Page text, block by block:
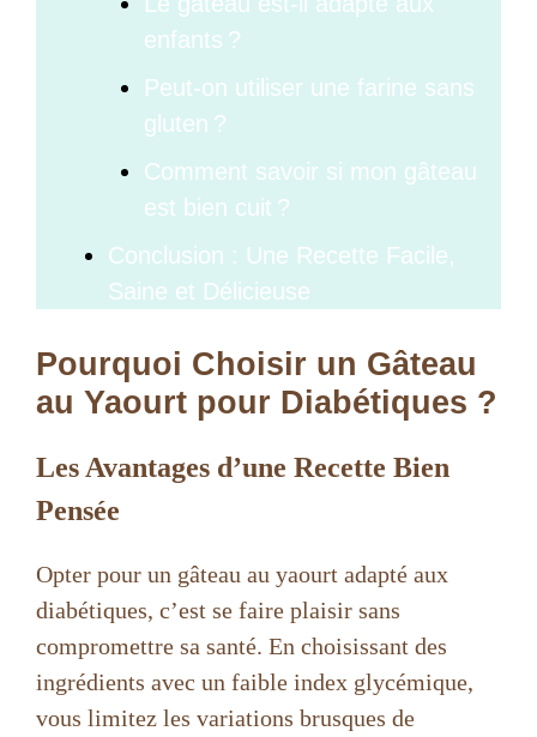
enfants ?
Peut-on utiliser une farine sans
gluten ?
Comment savoir si mon gâteau
est bien cuit ?
Conclusion : Une Recette Facile,
Saine et Délicieuse
Pourquoi Choisir un Gâteau
au Yaourt pour Diabétiques ?
Les Avantages d’une Recette Bien
Pensée
Opter pour un gâteau au yaourt adapté aux
diabétiques, c’est se faire plaisir sans
compromettre sa santé. En choisissant des
ingrédients avec un faible index glycémique,
vous limitez les variations brusques de